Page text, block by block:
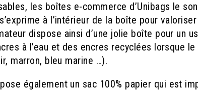
les boîtes e-commerce d’Unibags le
à l’intérieur de la boîte pour
dispose ainsi d’une jolie boîte pour un
à l’eau et des encres recyclées lorsque
marron, bleu marine …).
également un sac 100% papier qui est